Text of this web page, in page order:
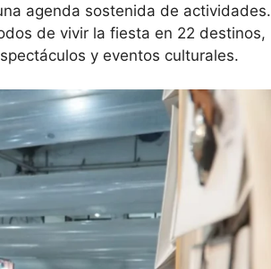
agenda sostenida de actividades.
de vivir la fiesta en 22 destinos,
y eventos culturales.